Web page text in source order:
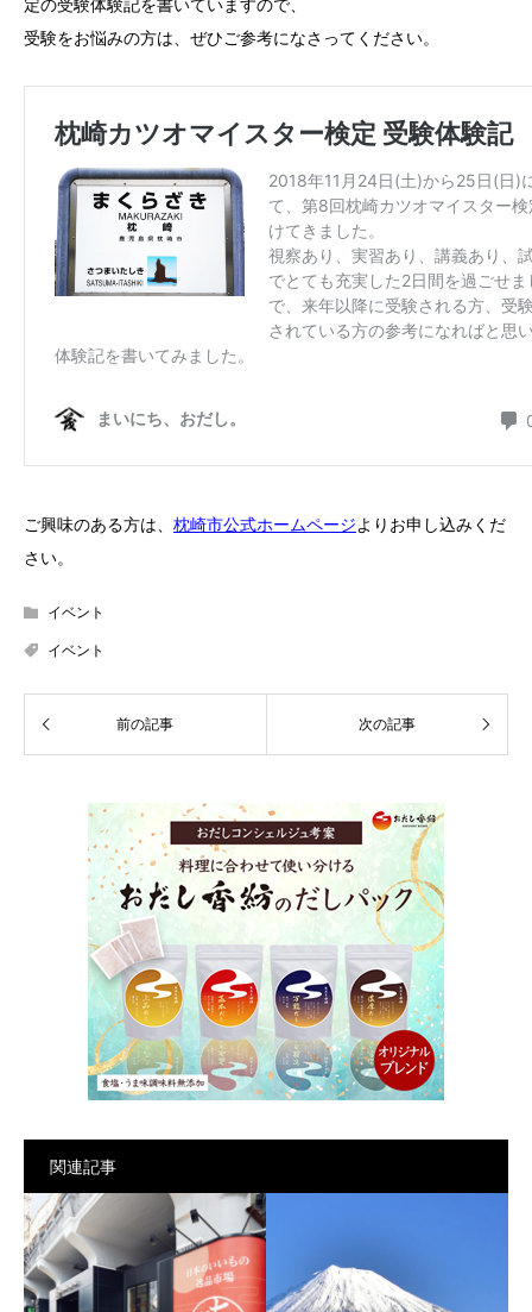
受験をお悩みの方は、ぜひご参考になさってください。
ご興味のある方は、 枕崎市公式ホームページよりお申し込みくだ
さい。
イベント
イベント
関連記事